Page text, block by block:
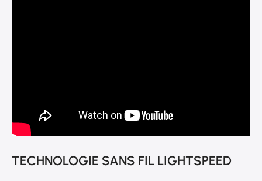
TECHNOLOGIE SANS FIL LIGHTSPEED